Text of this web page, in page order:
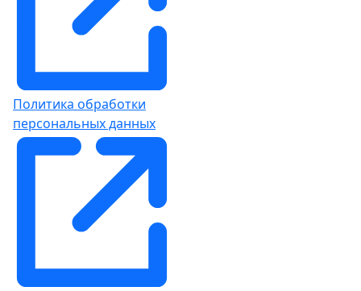
Политика обработки
персональных данных